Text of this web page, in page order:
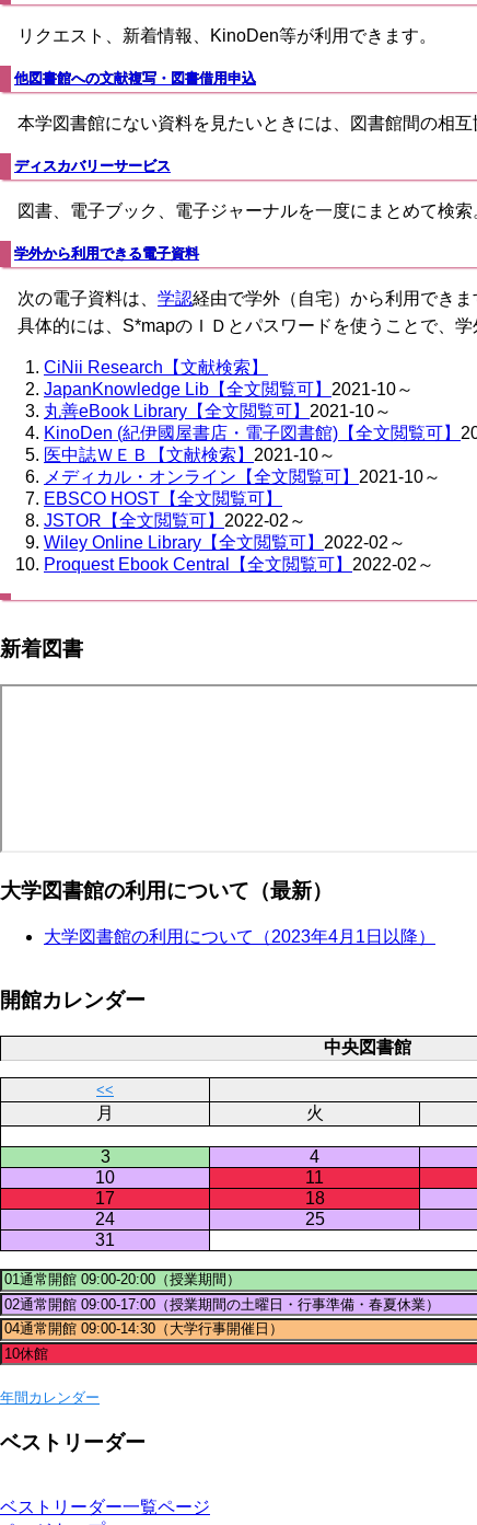
リクエスト、新着情報、KinoDen等が利用できます。
他図書館への文献複写・図書借用申込
本学図書館にない資料を見たいときには、図書館間の相互
ディスカバリーサービス
図書、電子ブック、電子ジャーナルを一度にまとめて検索
学外から利用できる電子資料
次の電子資料は、 学認経由で学外（自宅）から利用できま
具体的には、S*mapのＩＤとパスワードを使うことで、
CiNii Research【文献検索】
JapanKnowledge Lib【全文閲覧可】 2021-10～
丸善eBook Library【全文閲覧可】 2021-10～
KinoDen (紀伊國屋書店・電子図書館)【全文閲覧可】
医中誌ＷＥＢ【文献検索】 2021-10～
メディカル・オンライン【全文閲覧可】 2021-10～
EBSCO HOST【全文閲覧可】
JSTOR【全文閲覧可】 2022-02～
Wiley Online Library【全文閲覧可】 2022-02～
Proquest Ebook Central【全文閲覧可】 2022-02～
新着図書
大学図書館の利用について（最新）
大学図書館の利用について（2023年4月1日以降）
開館カレンダー
中央図書館
<<
月 火
3
4
10
11
17
18
24
25
31
年間カレンダー
ベストリーダー
ベストリーダー一覧ページ